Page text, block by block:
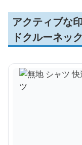
アクティブな
ドクルーネック